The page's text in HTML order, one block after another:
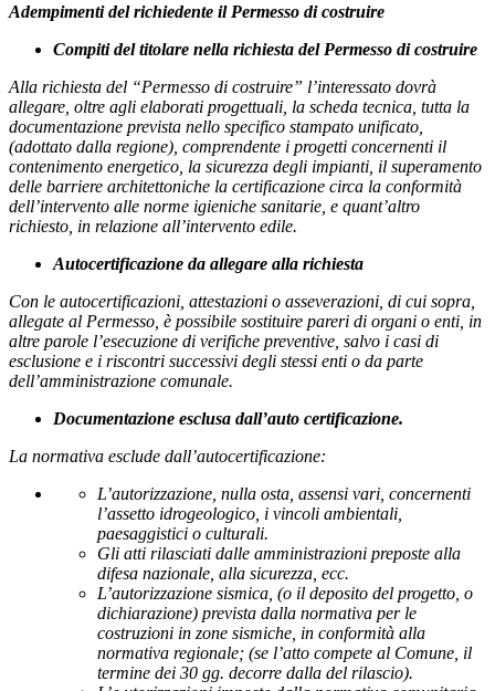
Adempimenti del richiedente il Permesso di costruire
Compiti del titolare nella richiesta del Permesso di costruire
Alla richiesta del “Permesso di costruire” l’interessato dovrà
allegare, oltre agli elaborati progettuali, la scheda tecnica, tutta la
documentazione prevista nello specifico stampato unificato,
(adottato dalla regione), comprendente i progetti concernenti il
contenimento energetico, la sicurezza degli impianti, il superamento
delle barriere architettoniche la certificazione circa la conformità
dell’intervento alle norme igieniche sanitarie, e quant’altro
richiesto, in relazione all’intervento edile.
Autocertificazione da allegare alla richiesta
Con le autocertificazioni, attestazioni o asseverazioni, di cui sopra,
allegate al Permesso, è possibile sostituire pareri di organi o enti, in
altre parole l’esecuzione di verifiche preventive, salvo i casi di
esclusione e i riscontri successivi degli stessi enti o da parte
dell’amministrazione comunale.
Documentazione esclusa dall’auto certificazione.
La normativa esclude dall’autocertificazione:
L’autorizzazione, nulla osta, assensi vari, concernenti
l’assetto idrogeologico, i vincoli ambientali,
paesaggistici o culturali.
Gli atti rilasciati dalle amministrazioni preposte alla
difesa nazionale, alla sicurezza, ecc.
L’autorizzazione sismica, (o il deposito del progetto, o
dichiarazione) prevista dalla normativa per le
costruzioni in zone sismiche, in conformità alla
normativa regionale; (se l’atto compete al Comune, il
termine dei 30 gg. decorre dalla del rilascio).